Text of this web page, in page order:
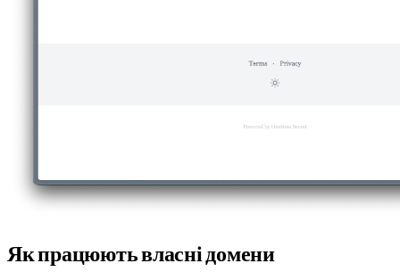
Як працюють власні домени